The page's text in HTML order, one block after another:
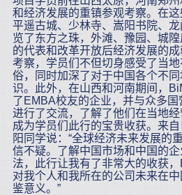
和经济发展的重镇参观考察。在
平遥古城、少林寺、嵩阳书院、
览了东方之珠，外滩、豫园、城
的代表和改革开放后经济发展的
考察，学员们不但切身感受了当
俗，同时加深了对于中国各个不
识。此外，在山西和河南期间，
了EMBA校友的企业，并与众多
进行了交流，了解了他们在当地
成为学员们此行的宝贵收获。来
阳同学说：“全球经济未来发展的
信不疑。了解中国市场和中国的
法，此行让我有了非常大的收获
对我个人和我所在的公司未来在
鉴意义。”